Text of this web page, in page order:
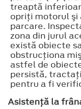
treaptă
opriţi motorul
parcare.
zona din jurul
există obiecte
obstrucţiona
astfel de
persistă,
pentru a fi
Asistenţă la